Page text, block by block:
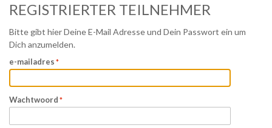
REGISTRIERTER TEILNEHMER
Bitte gibt hier Deine E-Mail Adresse und Dein Passwort ein um
Dich anzumelden.
e-mailadres
Wachtwoord